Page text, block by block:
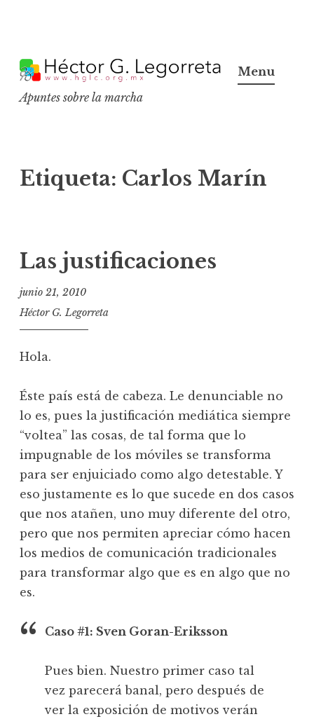
k
p
c
o
n
t
Apuntes sobre la marcha
Menu
Etiqueta: Carlos Marín
Las justificaciones
junio 21, 2010
Héctor G. Legorreta
Hola.
Éste país está de cabeza. Le denunciable no
lo es, pues la justificación mediática siempre
“voltea” las cosas, de tal forma que lo
impugnable de los móviles se transforma
para ser enjuiciado como algo detestable. Y
eso justamente es lo que sucede en dos casos
que nos atañen, uno muy diferente del otro,
pero que nos permiten apreciar cómo hacen
los medios de comunicación tradicionales
para transformar algo que es en algo que no
es.
Caso #1: Sven Goran-Eriksson
Pues bien. Nuestro primer caso tal
vez parecerá banal, pero después de
ver la exposición de motivos verán